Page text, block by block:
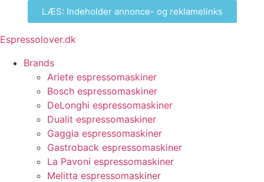
LÆS: Indeholder annonce- og reklamelinks
Espressolover.dk
Brands
Ariete espressomaskiner
Bosch espressomaskiner
DeLonghi espressomaskiner
Dualit espressomaskiner
Gaggia espressomaskiner
Gastroback espressomaskiner
La Pavoni espressomaskiner
Melitta espressomaskiner